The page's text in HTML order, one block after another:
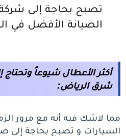
تصبح بحاجة إلى
الصيانة الأفضل في
أكثر الأعطال شيوعاً وتحتاج
شرق الرياض:
مما لاشك فيه أنه مع مرور
السيارات و تصبح بحاجة إلى